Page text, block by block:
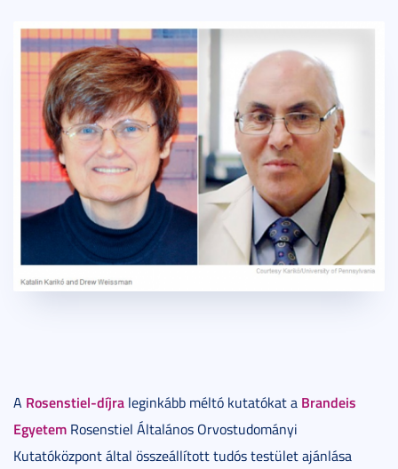
A Rosenstiel-díjra leginkább méltó kutatókat a Brandeis
Egyetem Rosenstiel Általános Orvostudományi
Kutatóközpont által összeállított tudós testület ajánlása